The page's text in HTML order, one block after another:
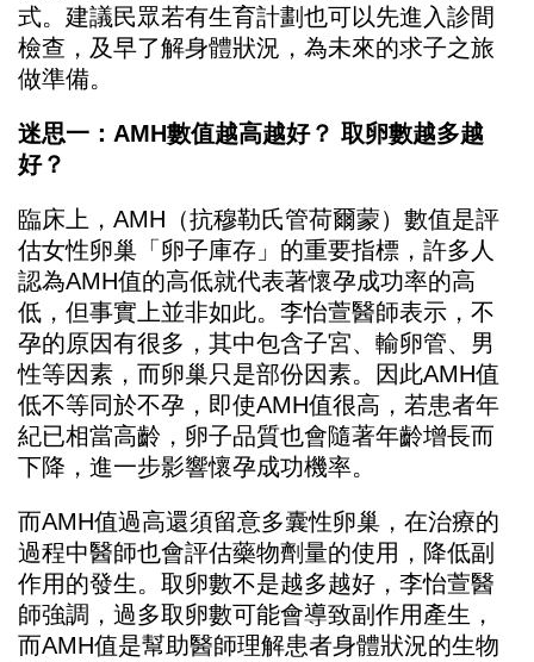
式。建議民眾若有生育計劃也可以先進入診間
檢查，及早了解身體狀況，為未來的求子之旅
做準備。
迷思一：AMH數值越高越好？ 取卵數越多越
好？
臨床上，AMH（抗穆勒氏管荷爾蒙）數值是評
估女性卵巢「卵子庫存」的重要指標，許多人
認為AMH值的高低就代表著懷孕成功率的高
低，但事實上並非如此。李怡萱醫師表示，不
孕的原因有很多，其中包含子宮、輸卵管、男
性等因素，而卵巢只是部份因素。因此AMH值
低不等同於不孕，即使AMH值很高，若患者年
紀已相當高齡，卵子品質也會隨著年齡增長而
下降，進一步影響懷孕成功機率。
而AMH值過高還須留意多囊性卵巢，在治療的
過程中醫師也會評估藥物劑量的使用，降低副
作用的發生。取卵數不是越多越好，李怡萱醫
師強調，過多取卵數可能會導致副作用產生，
而AMH值是幫助醫師理解患者身體狀況的生物